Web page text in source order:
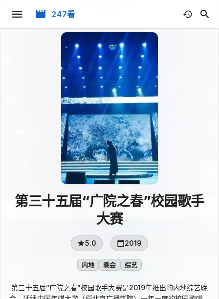
247看
第三十五届“广院之春”校园歌手
大赛
5.0 2019
内地 晚会 综艺
第三十五届“广院之春”校园歌手大赛是2019年推出的内地综艺晚